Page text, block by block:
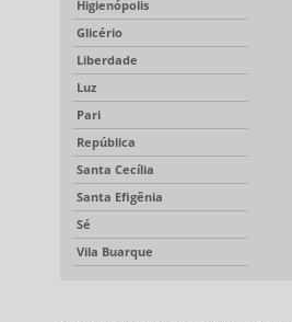
Higienópolis
Glicério
Liberdade
Luz
Pari
República
Santa Cecília
Santa Efigênia
Sé
Vila Buarque